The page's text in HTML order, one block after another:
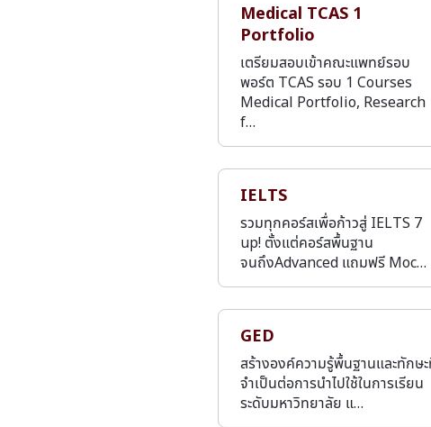
Medical TCAS 1
Portfolio
เตรียมสอบเข้าคณะแพทย์รอบ
พอร์ต TCAS รอบ 1 Courses
Medical Portfolio, Research
f…
IELTS
รวมทุกคอร์สเพื่อก้าวสู่ IELTS 7
up! ตั้งแต่คอร์สพื้นฐาน
จนถึงAdvanced แถมฟรี Moc…
GED
สร้างองค์ความรู้พื้นฐานและทักษ
จำเป็นต่อการนำไปใช้ในการเรียน
ระดับมหาวิทยาลัย แ…